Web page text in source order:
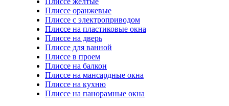
Плиссе оранжевые
Плиссе с электроприводом
Плиссе на пластиковые окна
Плиссе на дверь
Плиссе для ванной
Плиссе в проем
Плиссе на балкон
Плиссе на мансардные окна
Плиссе на кухню
Плиссе на панорамные окна